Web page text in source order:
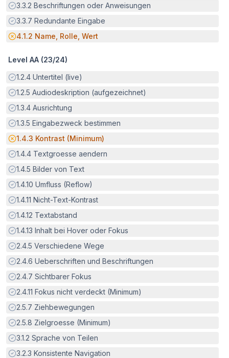
Erfüllt:
3.3.2 Beschriftungen oder Anweisungen
Erfüllt:
3.3.7 Redundante Eingabe
Potenzielle Barriere:
4.1.2 Name, Rolle, Wert
Level AA (23/24)
Erfüllt:
1.2.4 Untertitel (live)
Erfüllt:
1.2.5 Audiodeskription (aufgezeichnet)
Erfüllt:
1.3.4 Ausrichtung
Erfüllt:
1.3.5 Eingabezweck bestimmen
Potenzielle Barriere:
1.4.3 Kontrast (Minimum)
Erfüllt:
1.4.4 Textgroesse aendern
Erfüllt:
1.4.5 Bilder von Text
Erfüllt:
1.4.10 Umfluss (Reflow)
Erfüllt:
1.4.11 Nicht-Text-Kontrast
Erfüllt:
1.4.12 Textabstand
Erfüllt:
1.4.13 Inhalt bei Hover oder Fokus
Erfüllt:
2.4.5 Verschiedene Wege
Erfüllt:
2.4.6 Ueberschriften und Beschriftungen
Erfüllt:
2.4.7 Sichtbarer Fokus
Erfüllt:
2.4.11 Fokus nicht verdeckt (Minimum)
Erfüllt:
2.5.7 Ziehbewegungen
Erfüllt:
2.5.8 Zielgroesse (Minimum)
Erfüllt:
3.1.2 Sprache von Teilen
Erfüllt:
3.2.3 Konsistente Navigation